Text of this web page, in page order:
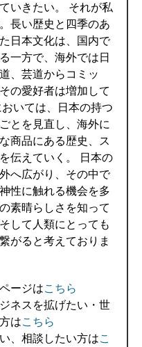
いきたい。 それが私
長い歴史と四季のあ
日本文化は、国内で
一方で、海外では日
、芸道からコミッ
の愛好者は増加して
いては、日本の持つ
とを見直し、海外に
商品にある歴史、ス
伝えていく。 日本の
へ広がり、その中で
性に触れる機会を多
素晴らしさを知って
して人類にとっても
がると考えておりま
ージはこちら
ネスを拡げたい・世
はこちら
、相談したい方はこ